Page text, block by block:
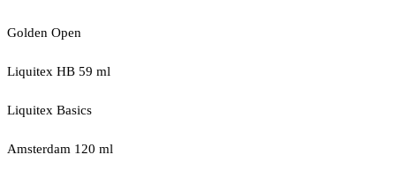
Golden Open
Liquitex HB 59 ml
Liquitex Basics
Amsterdam 120 ml